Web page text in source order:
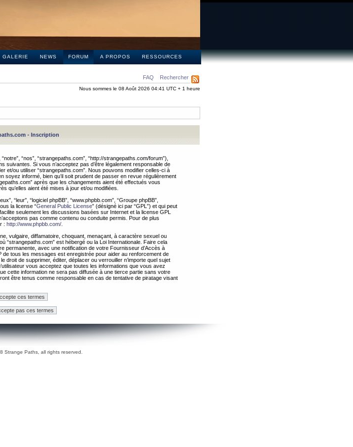
GALERIE NEWS FORUM A PROPOS RESSOURCES
FAQ Rechercher
Nous sommes le 08 Août 2026 04:41 UTC + 1 heure
- Inscription
“nos”, “strangepaths.com”, “http://strangepaths.com/forum”),
suivantes. Si vous n’acceptez pas d’être légalement responsable de
et/ou utiliser “strangepaths.com”. Nous pouvons modifier celles-ci à
soyez informé, bien qu’il soit prudent de passer en revue régulièrement
après que les changements aient été effectués vous
qu’elles aient été mises à jour et/ou modifiées.
“leur”, “logiciel phpBB”, “www.phpbb.com”, “Groupe phpBB”,
la license “General Public License” (désigné ici par “GPL”) et qui peut
facilite seulement les discussions basées sur Internet et la license GPL
pas comme contenu ou conduite permis. Pour de plus
: http://www.phpbb.com/
vulgaire, diffamatoire, choquant, menaçant, à caractère sexuel ou
“strangepaths.com” est hébergé ou la Loi Internationale. Faire cela
permanente, avec une notification de votre Fournisseur d’Accès à
de tous les messages est enregistrée pour aider au renforcement de
droit de supprimer, éditer, déplacer ou verrouiller n’importe quel sujet
vous acceptez que toutes les informations que vous avez
cette information ne sera pas diffusée à une tierce partie sans votre
être tenus comme responsable en cas de tentative de piratage visant
Strange Paths, all rights reserved.